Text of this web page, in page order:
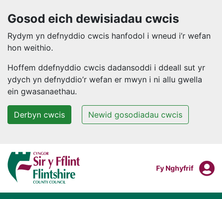
Gosod eich dewisiadau cwcis
Rydym yn defnyddio cwcis hanfodol i wneud i’r wefan
hon weithio.
Hoffem ddefnyddio cwcis dadansoddi i ddeall sut yr
ydych yn defnyddio’r wefan er mwyn i ni allu gwella
ein gwasanaethau.
Derbyn cwcis Newid gosodiadau cwcis
Neidio i'r prif gynnwys
Mewngofnodi I
Fy Nghyfrif